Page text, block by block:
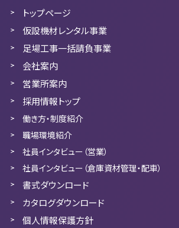
トップページ
仮設機材レンタル事業
足場工事一括請負事業
会社案内
営業所案内
採用情報トップ
働き方・制度紹介
職場環境紹介
社員インタビュー（営業）
社員インタビュー（倉庫資材管理・配車）
書式ダウンロード
カタログダウンロード
個人情報保護方針